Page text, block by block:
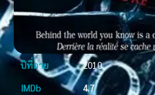
ปีที่ฉาย 2010
IMDb
4.7